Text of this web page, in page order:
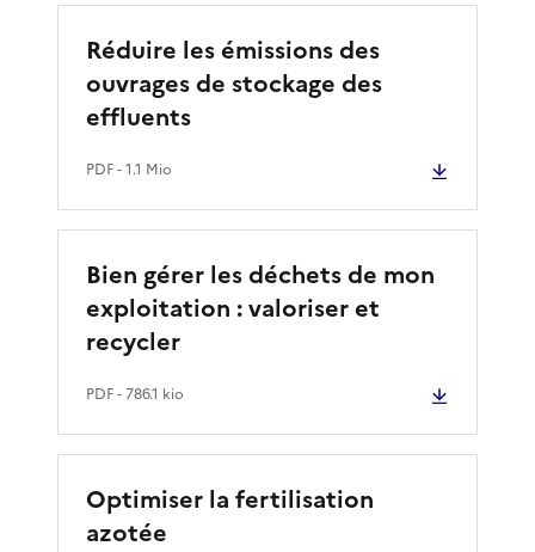
Réduire les émissions des
ouvrages de stockage des
effluents
PDF- 1.1 Mio
Bien gérer les déchets de mon
exploitation : valoriser et
recycler
PDF- 786.1 kio
Optimiser la fertilisation
azotée